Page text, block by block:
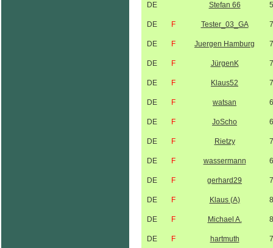
DE Stefan 66
DE F Tester_03_GA
DE F Juergen Hamburg
DE F JürgenK
DE F Klaus52
DE F watsan
DE F JoScho
DE F Rietzy
DE F wassermann
DE F gerhard29
DE F Klaus (A)
DE F Michael A.
DE F hartmuth